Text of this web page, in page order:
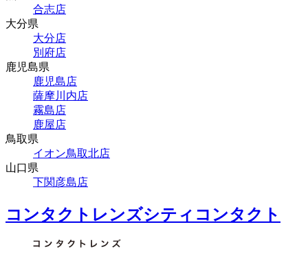
合志店
大分県
大分店
別府店
鹿児島県
鹿児島店
薩摩川内店
霧島店
鹿屋店
鳥取県
イオン鳥取北店
山口県
下関彦島店
コンタクトレンズシティコンタクト